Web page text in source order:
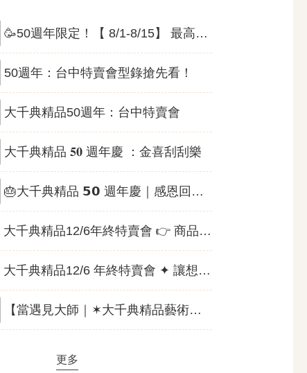
🥳50週年限定！【 8/1-8/15】 最高可折抵8萬 🎉
50週年：台中特賣會型錄搶先看！
大千典精品50週年：台中特賣會
大千典精品 𝟓𝟎 週年慶 ：金喜刮刮樂
🎂大千典精品 𝟱𝟬 週年慶｜感恩回饋準備開跑
大千典精品12/6年終特賣會 👉 商品型錄搶先看！
大千典精品12/6 年終特賣會 ✦ 讓想要的，變成買得到的！
【當遇見大師｜✶大千典精品藝術論壇✶】
更多